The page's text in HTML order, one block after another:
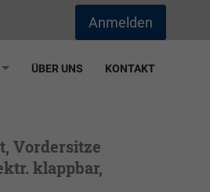
Anmelden
ÜBER UNS KONTAKT
Vordersitze
klappbar,